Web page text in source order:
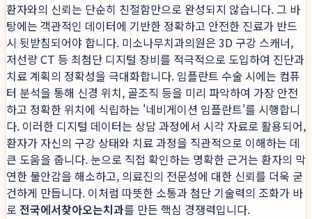
환자와의 신뢰는 단순히 친절함만으로 완성되지 않습니다. 그 바
탕에는 객관적인 데이터에 기반한 정확하고 안전한 진료가 반드
시 뒷받침되어야 합니다. 미소나무치과의원은 3D 구강 스캐너,
저선량 CT 등 최첨단 디지털 장비를 적극적으로 도입하여 진단과
치료 계획의 정확성을 극대화합니다. 임플란트 수술 시에는 컴퓨
터 분석을 통해 신경 위치, 골조직 등을 미리 파악하여 가장 안전
하고 정확한 위치에 식립하는 '네비게이션 임플란트'를 시행합니
다. 이러한 디지털 데이터는 상담 과정에서 시각 자료로 활용되어,
환자가 자신의 구강 상태와 치료 과정을 직관적으로 이해하는 데
큰 도움을 줍니다. 눈으로 직접 확인하는 명확한 근거는 환자의 막
연한 불안감을 해소하고, 의료진의 전문성에 대한 신뢰를 더욱 굳
건하게 만듭니다. 이처럼 따뜻한 소통과 첨단 기술력의 조화가 바
로 전국에서찾아오는치과를 만든 핵심 경쟁력입니다.